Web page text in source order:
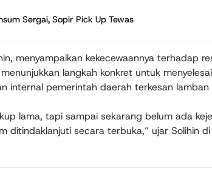
Sergai, Sopir Pick Up Tewas
menyampaikan kekecewaannya terhadap
langkah konkret untuk
internal pemerintah daerah terkesan
lama, tapi sampai sekarang belum ada
ditindaklanjuti secara terbuka,” ujar Solihin